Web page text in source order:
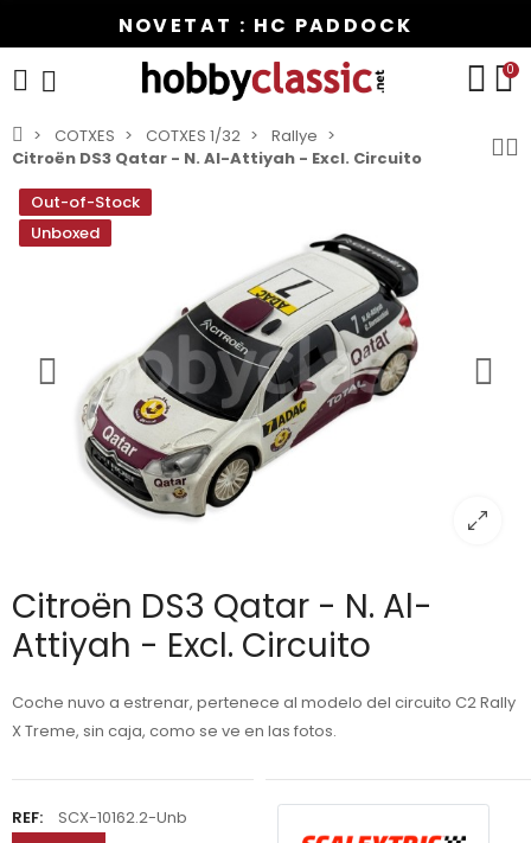
NOVETAT : HC PADDOCK
0
COTXES COTXES 1/32
Rallye
Citroën DS3 Qatar - N. Al-Attiyah - Excl. Circuito
Out-of-Stock
Unboxed
Citroën DS3 Qatar - N. Al-
Attiyah - Excl. Circuito
Coche nuvo a estrenar, pertenece al modelo del circuito C2 Rally
X Treme, sin caja, como se ve en las fotos.
REF:
SCX-10162.2-Unb